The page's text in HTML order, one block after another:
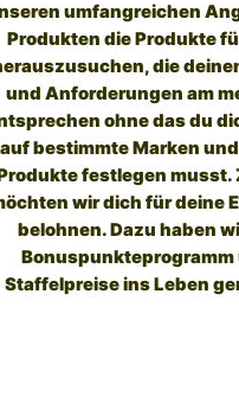
umfangreichen
Produkten die Produkte
die
und Anforderungen am
ohne das du
auf bestimmte Marken
festlegen musst.
wir dich für deine
belohnen. Dazu haben
Bonuspunkteprogramm
Staffelpreise ins Leben